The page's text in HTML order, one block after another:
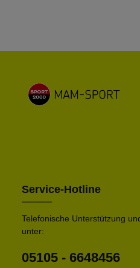
Service-Hotline
Telefonische Unterstützung
unter:
05105 - 6648456